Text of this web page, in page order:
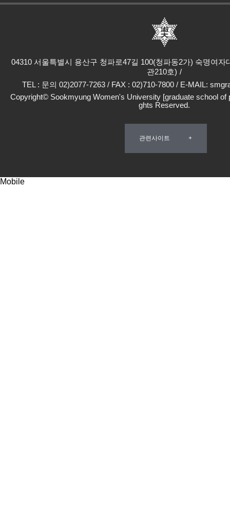
04310 서울특별시 용산구 청파로47길 100(청파동2가) 숙명여자
관210호)
TEL : 문의 02)2077-7263 / FAX : 02)710-7800 / E-MAIL:
Copyright© Sookmyung Women's University [graduate school of
ghts Reserved.
관련사이트